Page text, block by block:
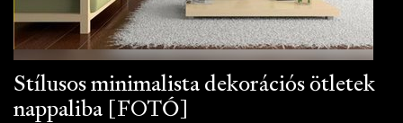
Stílusos minimalista dekorációs ötletek
nappaliba [FOTÓ]